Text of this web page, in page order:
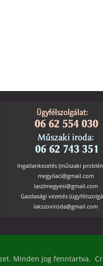
Ingatlankezelés (műszaki
megyilaci@gmail.com
laszlmegyesi@gmail.com
Gazdasági vezetés
lakszoviroda@gmail.com
Minden jog fenntartva.